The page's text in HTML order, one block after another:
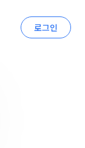
로그인